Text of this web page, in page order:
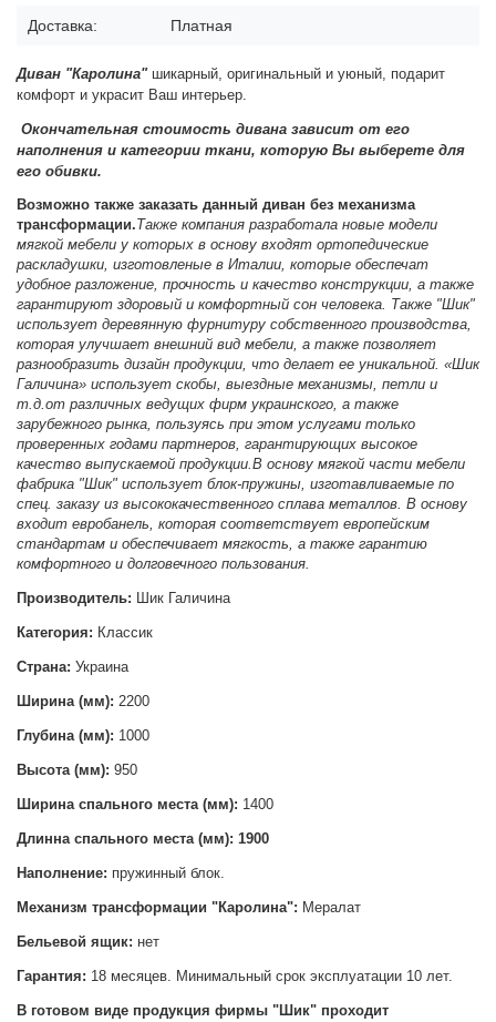
Доставка: Платная
Диван "Каролина" шикарный, оригинальный и уюный, подарит
комфорт и украсит Ваш интерьер.
Окончательная стоимость дивана зависит от его
наполнения и категории ткани, которую Вы выберете для
его обивки.
Возможно также заказать данный диван без механизма
трансформации.Также компания разработала новые модели
мягкой мебели у которых в основу входят ортопедические
раскладушки, изготовленые в Италии, которые обеспечат
удобное разложение, прочность и качество конструкции, а также
гарантируют здоровый и комфортный сон человека. Также "Шик"
использует деревянную фурнитуру собственного производства,
которая улучшает внешний вид мебели, а также позволяет
разнообразить дизайн продукции, что делает ее уникальной. «Шик
Галичина» использует скобы, выездные механизмы, петли и
т.д.от различных ведущих фирм украинского, а также
зарубежного рынка, пользуясь при этом услугами только
проверенных годами партнеров, гарантирующих высокое
качество выпускаемой продукции.В основу мягкой части мебели
фабрика "Шик" использует блок-пружины, изготавливаемые по
спец. заказу из высококачественного сплава металлов. В основу
входит евробанель, которая соответствует европейским
стандартам и обеспечивает мягкость, а также гарантию
комфортного и долговечного пользования.
Производитель: Шик Галичина
Категория: Классик
Страна: Украина
Ширина (мм): 2200
Глубина (мм): 1000
Высота (мм): 950
Ширина спального места (мм): 1400
Длинна спального места (мм): 1900
Наполнение: пружинный блок.
Механизм трансформации "Каролина": Мералат
Бельевой ящик: нет
Гарантия: 18 месяцев. Минимальный срок эксплуатации 10 лет.
В готовом виде продукция фирмы "Шик" проходит